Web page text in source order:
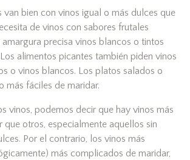
van bien con vinos igual o más dulces que
de vinos con sabores frutales
precisa vinos blancos o tintos
alimentos picantes también piden vinos
o vinos blancos. Los platos salados o
más fáciles de maridar.
vinos, podemos decir que hay vinos más
que otros, especialmente aquellos sin
Por el contrario, los vinos más
más complicados de maridar,